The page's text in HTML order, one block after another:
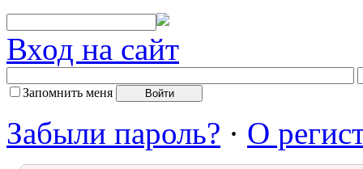
Вход на сайт
Запомнить меня
Забыли пароль? · О